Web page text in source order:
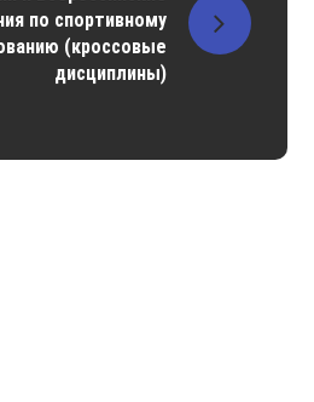
по спортивному
(кроссовые
дисциплины)